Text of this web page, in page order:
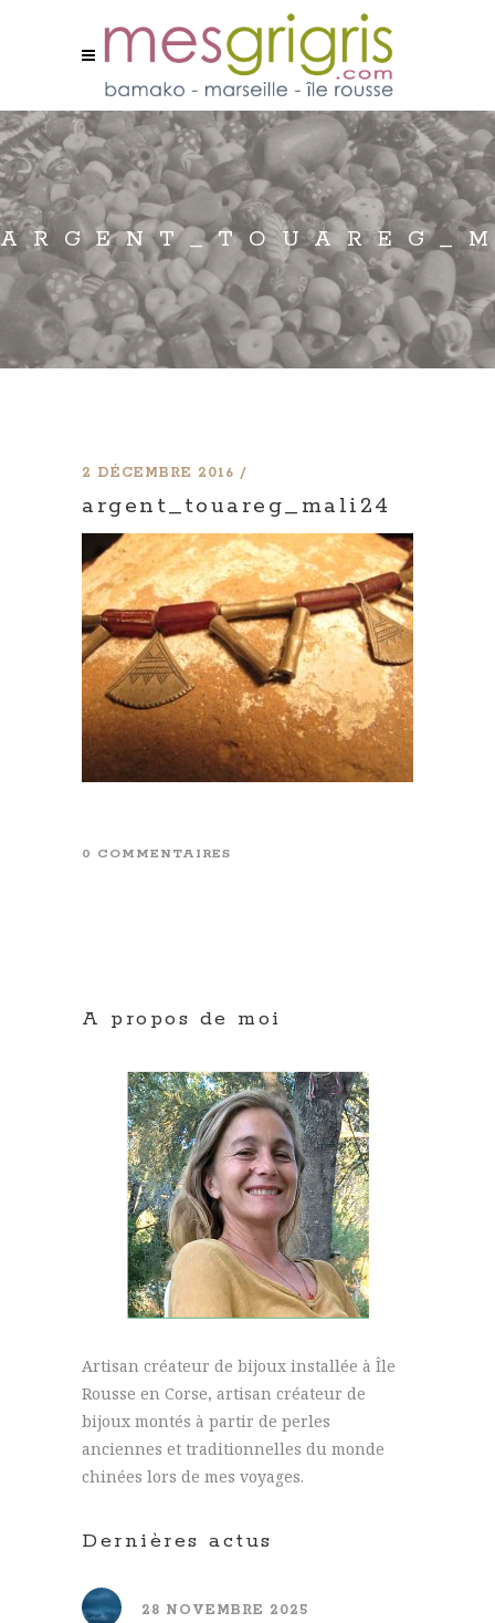
2 DÉCEMBRE 2016
argent_touareg_mali24
0 COMMENTAIRES
A propos de moi
Artisan créateur de bijoux installée à Île
Rousse en Corse, artisan créateur de
bijoux montés à partir de perles
anciennes et traditionnelles du monde
chinées lors de mes voyages.
Dernières actus
28 NOVEMBRE 2025